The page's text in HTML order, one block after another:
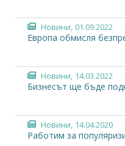
Новини, 01.09.2022
Европа обмисля
Новини, 14.03.2022
Бизнесът ще бъде
Новини, 14.04.2020
Работим за